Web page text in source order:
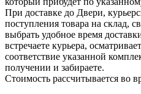
При доставке до Двери,
поступления товара на склад,
выбрать удобное время
встречаете курьера,
соответствие указанной
получении и забираете.
Стоимость рассчитывается во